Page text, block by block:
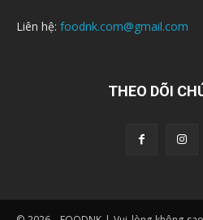
Liên hệ: foodnk.com@gmail.com
THEO DÕI